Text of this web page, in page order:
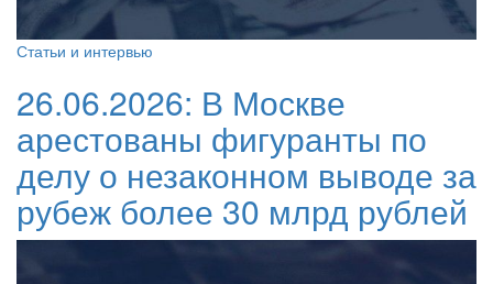
Статьи и интервью
26.06.2026: В Москве
арестованы фигуранты по
делу о незаконном выводе за
рубеж более 30 млрд рублей